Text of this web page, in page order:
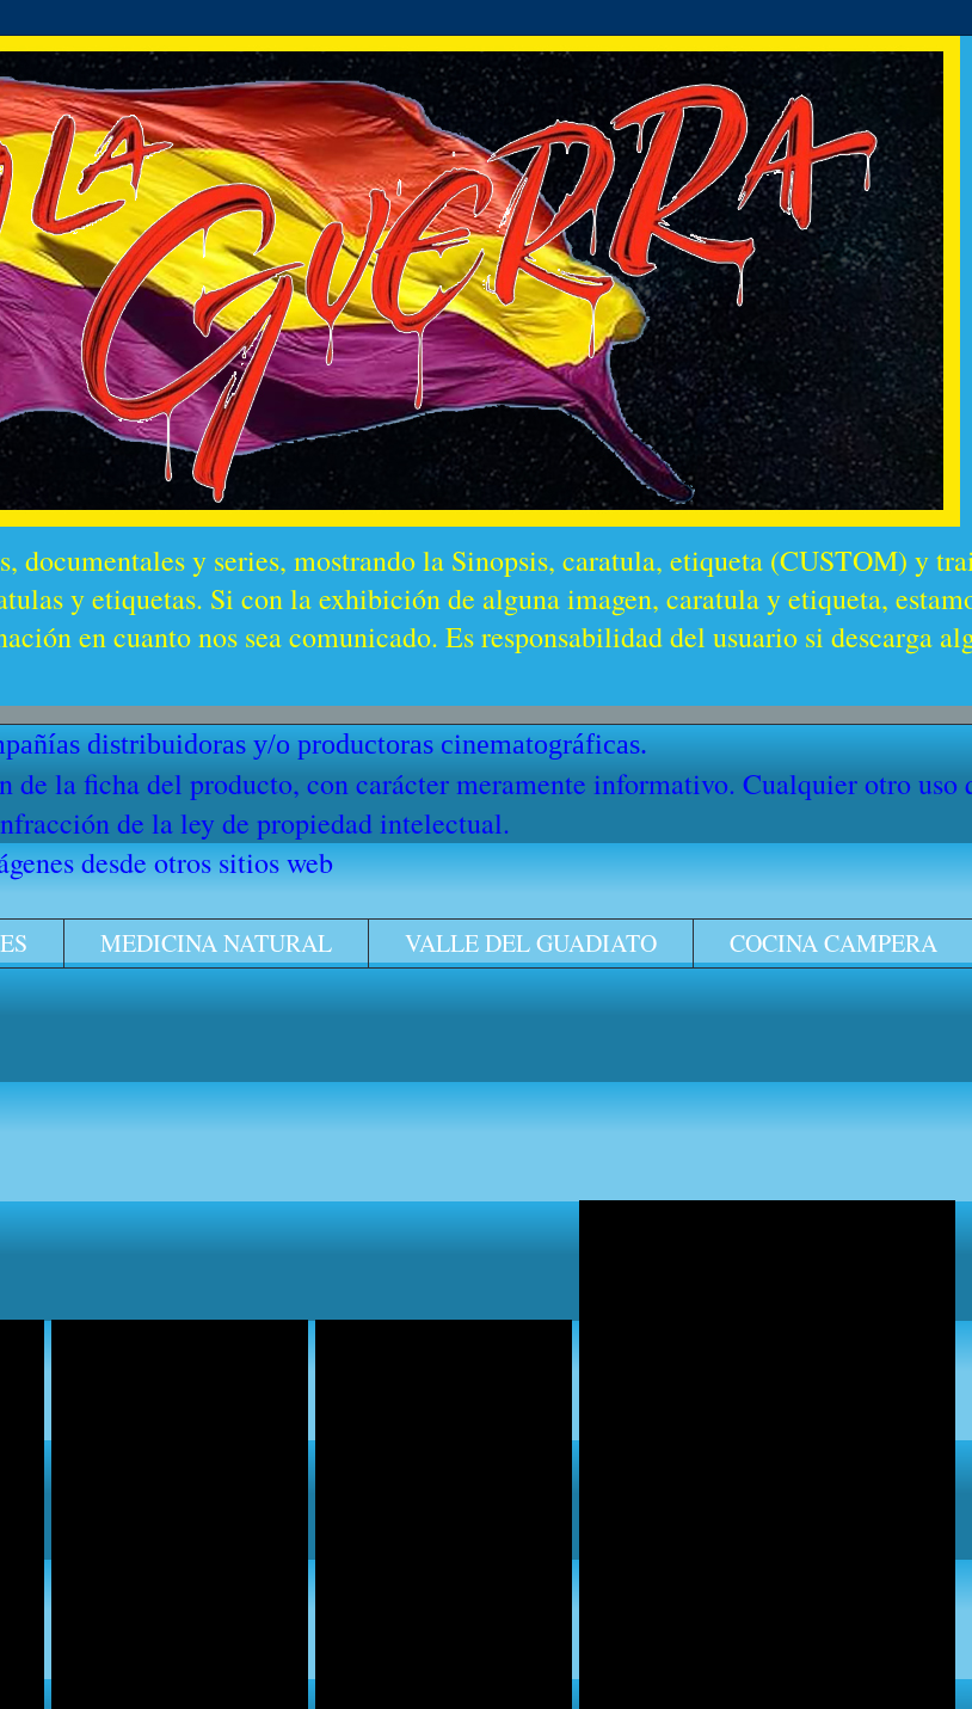
documentales y series, mostrando la Sinopsis, caratula, etiqueta (CUSTOM) y
y etiquetas. Si con la exhibición de alguna imagen, caratula y etiqueta,
en cuanto nos sea comunicado. Es responsabilidad del usuario si descarga
distribuidoras y/o productoras cinematográficas.
de la ficha del producto, con carácter meramente informativo. Cualquier otro uso
de la ley de propiedad intelectual.
desde otros sitios web
MEDICINA NATURAL VALLE DEL GUADIATO
COCINA CAMPERA